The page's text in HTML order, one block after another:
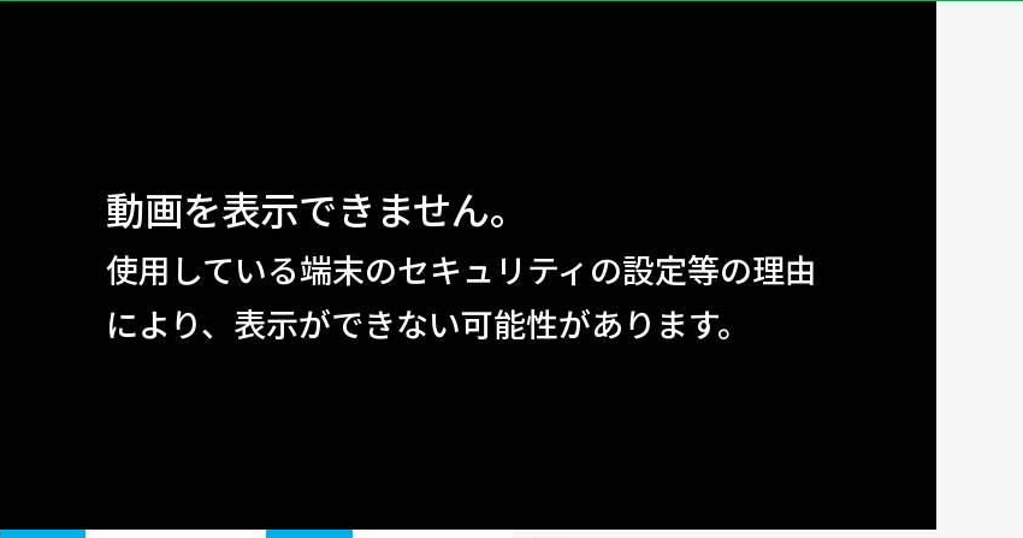
動画を表示できません。
使用している端末のセキュリティの設定等の理由
により、表示ができない可能性があります。